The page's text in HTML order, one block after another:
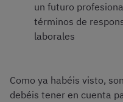
un futuro
términos de
laborales
Como ya habéis visto,
debéis tener en cuenta